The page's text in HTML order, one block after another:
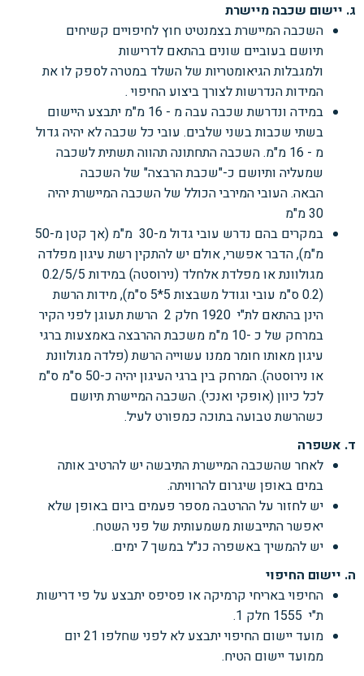
ג. יישום שכבה מיישרת
השכבה המיישרת בצמנטיט חוץ לחיפויים קשיחים
תיושם בעוביים שונים בהתאם לדרישות
ולמגבלותהגיאומטריות של השלד במטרה לספק לו את
המידות הנדרשות לצורך ביצוע החיפוי .
במידה ונדרשת שכבה עבה מ - 16
מ"מ יתבצע היישום
בשתי שכבות בשני שלבים. עובי כל שכבהלא יהיה גדול
מ - 16
מ"מ. השכבה התחתונה תהווה תשתית לשכבה
שמעליה ותיושם כ-"שכבתהרבצה" של השכבה
הבאה.העובי המירבי הכולל של השכבה המיישרת יהיה
30 מ"מ
במקרים בהם נדרש עובי גדול מ-30 מ"מ (אך קטן מ-50
מ"מ), הדבר אפשרי, אולם יש להתקיןרשת עיגון מפלדה
מגולוונת או מפלדת אלחלד (נירוסטה) במידות 0.2/5/5
(0.2 ס"מ עובי וגודל משבצות 5*5 ס"מ),
מידות הרשת
הינן בהתאם לת"י
חלק 2 הרשת תעוגן לפני הקיר
במרחק של כ -10 מ"מ משכבת ההרבצה באמצעות ברגי
עיגון מאותו חומר ממנו עשוייה הרשת (פלדה מגולוונת
או נירוסטה). המרחק בין ברגי העיגון יהיה כ-50 ס"מ
ס"מ
לכל כיוון (אופקי ואנכי). השכבההמיישרת תיושם
כשהרשת טבועה בתוכה כמפורט לעיל.
ד. אשפרה
לאחר שהשכבה המיישרת התיבשה יש להרטיב אותה
במים באופן שיגרום להרוויתה.
יש לחזור על ההרטבה מספר פעמים ביום באופן שלא
יאפשר התייבשות משמעותית של פני השטח.
יש להמשיך באשפרה כנ"ל במשך 7
ימים.
ה. יישום החיפוי
החיפוי באריחי קרמיקה או פסיפס יתבצע על פי דרישות
ת"י 1555 חלק 1.
מועד יישום החיפוי יתבצע לא לפני שחלפו 21
יום
ממועד יישום הטיח.